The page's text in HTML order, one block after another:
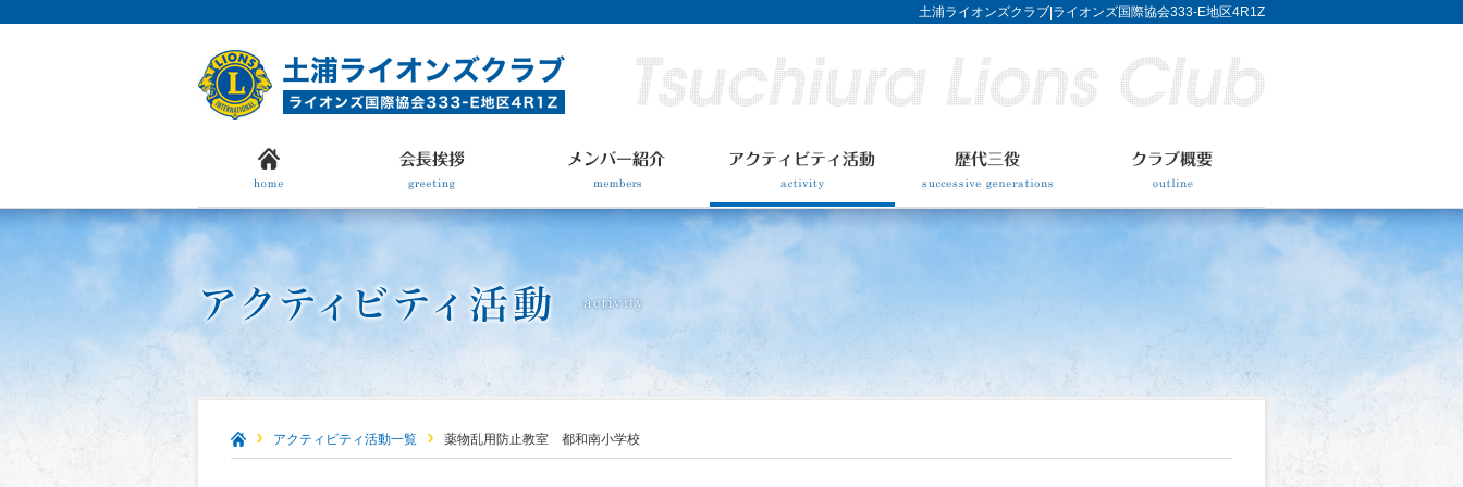
土浦ライオンズクラブ|ライオンズ国際協会333-E地区4R1Z
アクティビティ活動一覧 薬物乱用防止教室 都和南小学校